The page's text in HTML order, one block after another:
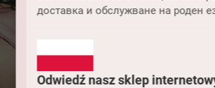
доставка и обслужване на роден
Odwiedź nasz sklep